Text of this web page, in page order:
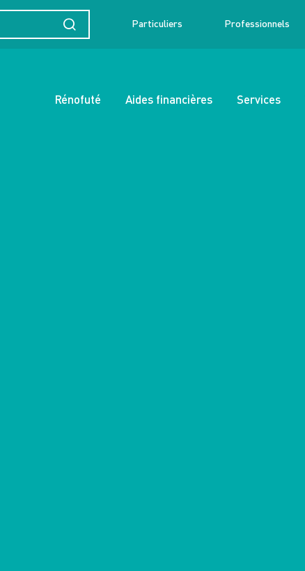
Particuliers Professionnels
Rénofuté Aides financières Services